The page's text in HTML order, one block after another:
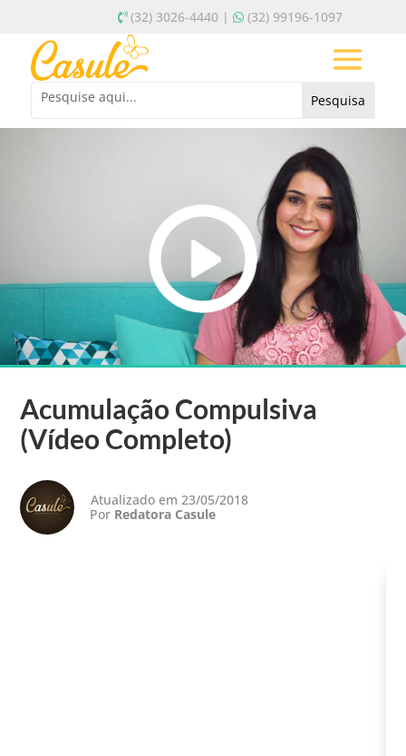
(32) 3026-4440 | (32) 99196-1097
Acumulação Compulsiva
(Vídeo Completo)
Atualizado em 23/05/2018
Por Redatora Casule